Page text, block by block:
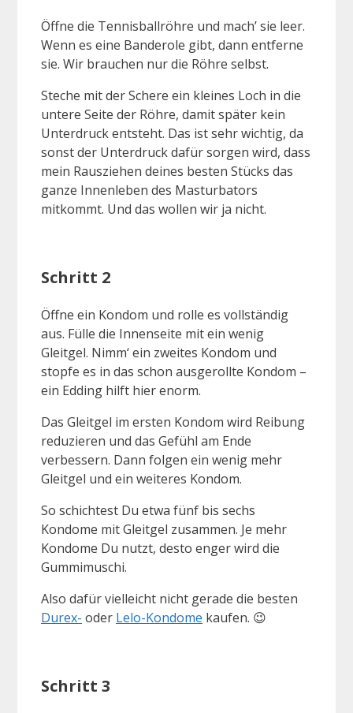
Öffne die Tennisballröhre und mach’ sie leer.
Wenn es eine Banderole gibt, dann entferne
sie. Wir brauchen nur die Röhre selbst.
Steche mit der Schere ein kleines Loch in die
untere Seite der Röhre, damit später kein
Unterdruck entsteht. Das ist sehr wichtig, da
sonst der Unterdruck dafür sorgen wird, dass
mein Rausziehen deines besten Stücks das
ganze Innenleben des Masturbators
mitkommt. Und das wollen wir ja nicht.
Schritt 2
Öffne ein Kondom und rolle es vollständig
aus. Fülle die Innenseite mit ein wenig
Gleitgel. Nimm‘ ein zweites Kondom und
stopfe es in das schon ausgerollte Kondom –
ein Edding hilft hier enorm.
Das Gleitgel im ersten Kondom wird Reibung
reduzieren und das Gefühl am Ende
verbessern. Dann folgen ein wenig mehr
Gleitgel und ein weiteres Kondom.
So schichtest Du etwa fünf bis sechs
Kondome mit Gleitgel zusammen. Je mehr
Kondome Du nutzt, desto enger wird die
Gummimuschi.
Also dafür vielleicht nicht gerade die besten
Durex- oder Lelo-Kondome kaufen. 😉
Schritt 3